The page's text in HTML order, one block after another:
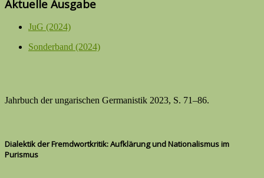
Aktuelle Ausgabe
JuG (2024)
Sonderband (2024)
Jahrbuch der ungarischen Germanistik 2023, S. 71–86.
Dialektik der Fremdwortkritik: Aufklärung und Nationalismus im
Purismus